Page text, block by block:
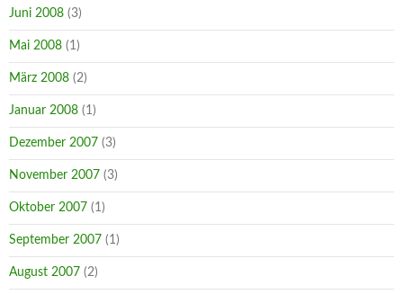
Juni 2008 (3)
Mai 2008 (1)
März 2008 (2)
Januar 2008 (1)
Dezember 2007 (3)
November 2007 (3)
Oktober 2007 (1)
September 2007 (1)
August 2007 (2)